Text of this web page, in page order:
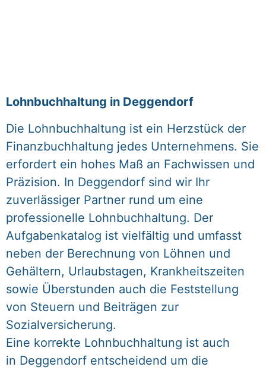
Lohnbuchhaltung in Deggendorf
Die Lohnbuchhaltung ist ein Herzstück der
Finanzbuchhaltung jedes Unternehmens. Sie
erfordert ein hohes Maß an Fachwissen und
Präzision. In Deggendorf sind wir Ihr
zuverlässiger Partner rund um eine
professionelle Lohnbuchhaltung. Der
Aufgabenkatalog ist vielfältig und umfasst
neben der Berechnung von Löhnen und
Gehältern, Urlaubstagen, Krankheitszeiten
sowie Überstunden auch die Feststellung
von Steuern und Beiträgen zur
Sozialversicherung.
Eine korrekte Lohnbuchhaltung ist auch
in Deggendorf entscheidend um die